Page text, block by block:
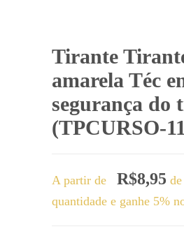
Tirante
amarela Téc
segurança do
(TPCURSO-
A partir de R$8,95
quantidade e ganhe 5%